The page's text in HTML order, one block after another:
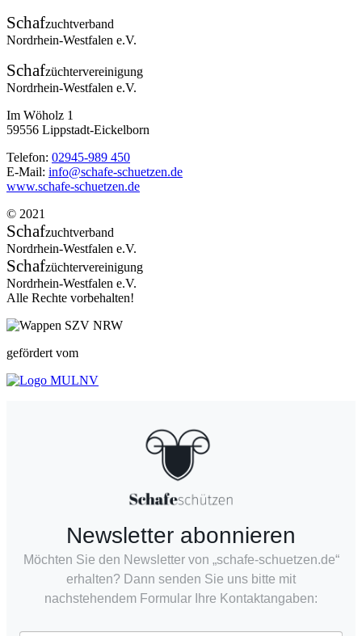
Schafzuchtverband
Nordrhein-Westfalen e.V.
Schafzüchtervereinigung
Nordrhein-Westfalen e.V.
Im Wöholz 1
59556 Lippstadt-Eickelborn
Telefon: 02945-989 450
E-Mail: info@schafe-schuetzen.de
www.schafe-schuetzen.de
© 2021
Schafzuchtverband
Nordrhein-Westfalen e.V.
Schafzüchtervereinigung
Nordrhein-Westfalen e.V.
Alle Rechte vorbehalten!
gefördert vom
Newsletter abonnieren
Möchten Sie den Newsletter von „schafe-schuetzen.de“
erhalten? Dann senden Sie uns bitte mit
nachstehendem Formular Ihre Kontaktangaben: